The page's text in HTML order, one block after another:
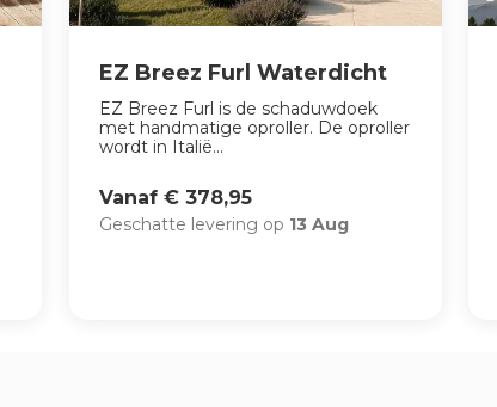
EZ Breez Furl Waterdicht
EZ Breez Furl is de schaduwdoek
met handmatige oproller. De oproller
wordt in Italië...
Vanaf € 378,95
Geschatte levering op 13 Aug